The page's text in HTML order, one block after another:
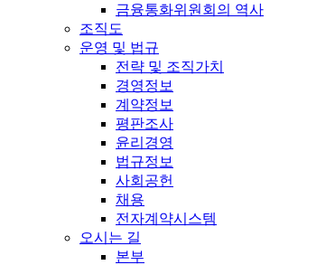
금융통화위원회의 역사
조직도
운영 및 법규
전략 및 조직가치
경영정보
계약정보
평판조사
윤리경영
법규정보
사회공헌
채용
전자계약시스템
오시는 길
본부